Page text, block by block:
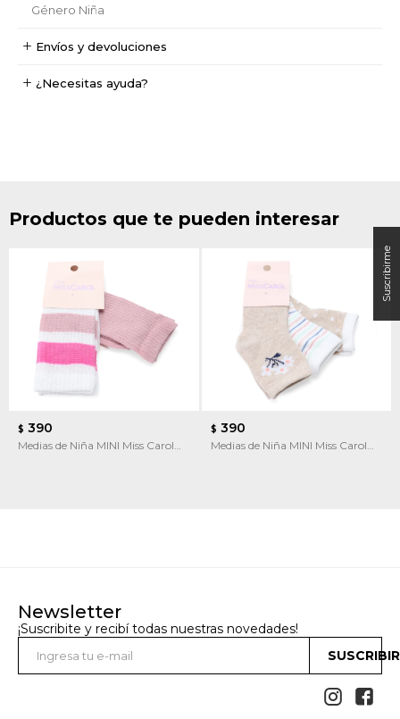
Género Niña
Envíos y devoluciones
¿Necesitas ayuda?
Productos que te pueden interesar
$ 390
Medias de Niña MINI Miss Carol
$ 390
Medias de Niña MINI Miss Carol
Newsletter
¡Suscribite y recibí todas nuestras novedades!
 